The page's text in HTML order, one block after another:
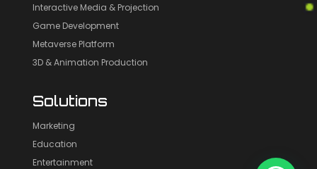
Interactive Media & Projection
Game Development
Metaverse Platform
3D & Animation Production
Solutions
Marketing
Education
Entertainment